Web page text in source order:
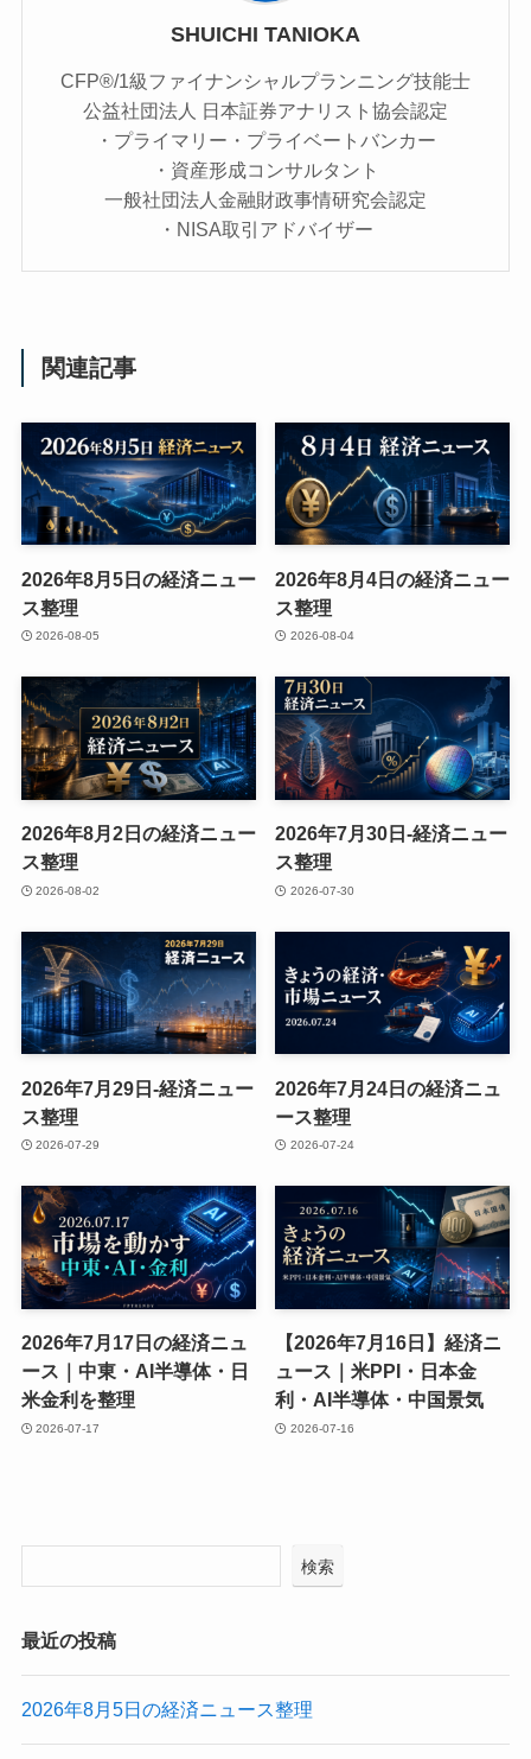
SHUICHI TANIOKA
CFP®/1級ファイナンシャルプランニング技能士
公益社団法人 日本証券アナリスト協会認定
・プライマリー・プライベートバンカー
・資産形成コンサルタント
一般社団法人金融財政事情研究会認定
・NISA取引アドバイザー
関連記事
2026年8月5日の経済ニュー
ス整理
2026-08-05
2026年8月4日の経済ニュー
ス整理
2026-08-04
2026年8月2日の経済ニュー
ス整理
2026-08-02
2026年7月30日-経済ニュー
ス整理
2026-07-30
2026年7月29日-経済ニュー
ス整理
2026-07-29
2026年7月24日の経済ニュ
ース整理
2026-07-24
2026年7月17日の経済ニュ
ース｜中東・AI半導体・日
米金利を整理
2026-07-17
【2026年7月16日】経済ニ
ュース｜米PPI・日本金
利・AI半導体・中国景気
2026-07-16
検索
最近の投稿
2026年8月5日の経済ニュース整理